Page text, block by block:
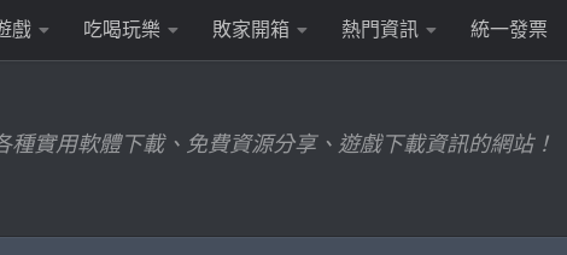
戲 吃喝玩樂 敗家開箱 熱門資訊 統一發票
種實用軟體下載、免費資源分享、遊戲下載資訊的網站！